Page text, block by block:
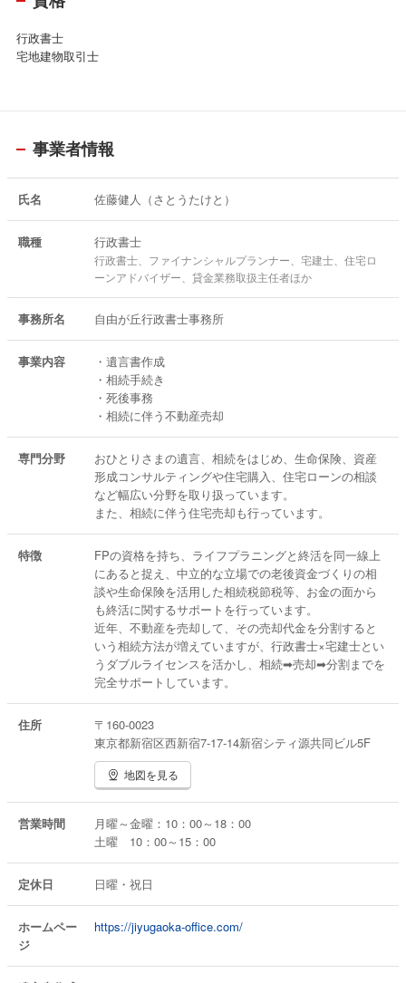
行政書士
宅地建物取引士
事業者情報
氏名 佐藤健人（さとうたけと）
職種 行政書士
行政書士、ファイナンシャルプランナー、宅建士、住宅ロ
ーンアドバイザー、貸金業務取扱主任者ほか
事務所名 自由が丘行政書士事務所
事業内容
・遺言書作成
・相続手続き
・死後事務
・相続に伴う不動産売却
専門分野
おひとりさまの遺言、相続をはじめ、生命保険、資産
形成コンサルティングや住宅購入、住宅ローンの相談
など幅広い分野を取り扱っています。
また、相続に伴う住宅売却も行っています。
特徴
FPの資格を持ち、ライフプラニングと終活を同一線上
にあると捉え、中立的な立場での老後資金づくりの相
談や生命保険を活用した相続税節税等、お金の面から
も終活に関するサポートを行っています。
近年、不動産を売却して、その売却代金を分割すると
いう相続方法が増えていますが、行政書士×宅建士とい
うダブルライセンスを活かし、相続➡売却➡分割までを
完全サポートしています。
住所
〒160-0023
東京都新宿区西新宿7-17-14新宿シティ源共同ビル5F
地図を見る
営業時間
月曜～金曜：10：00～18：00
土曜 10：00～15：00
定休日 日曜・祝日
ホームペー
ジ
https://jiyugaoka-office.com/